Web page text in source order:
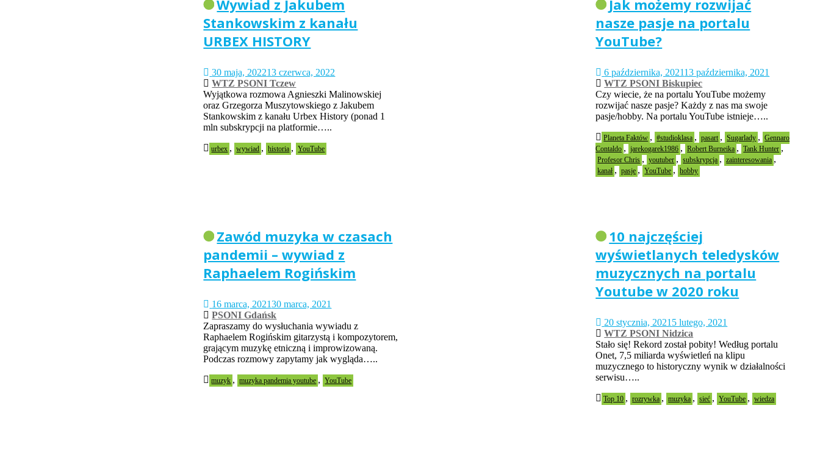
Wywiad z Jakubem
Stankowskim z kanału
URBEX HISTORY
30 maja, 202213 czerwca, 2022
WTZ PSONI Tczew
Wyjątkowa rozmowa Agnieszki Malinowskiej
oraz Grzegorza Muszytowskiego z Jakubem
Stankowskim z kanału Urbex History (ponad 1
mln subskrypcji na platformie…..
urbex , wywiad , historia , YouTube
Jak możemy rozwijać
nasze pasje na portalu
YouTube?
6 października, 202113 października, 2021
WTZ PSONI Biskupiec
Czy wiecie, że na portalu YouTube możemy
rozwijać nasze pasje? Każdy z nas ma swoje
pasje/hobby. Na portalu YouTube istnieje…..
Planeta Faktów , #studioklasa , pasart , Sugarlady , Gennaro
Contaldo , jarekogarek1986 , Robert Burneika , Tank Hunter ,
Profesor Chris , youtuber , subskrypcja , zainteresowania ,
kanał , pasje , YouTube , hobby
Zawód muzyka w czasach
pandemii – wywiad z
Raphaelem Rogińskim
16 marca, 202130 marca, 2021
PSONI Gdańsk
Zapraszamy do wysłuchania wywiadu z
Raphaelem Rogińskim gitarzystą i kompozytorem,
grającym muzykę etniczną i improwizowaną.
Podczas rozmowy zapytamy jak wygląda…..
muzyk , muzyka pandemia youtube , YouTube
10 najczęściej
wyświetlanych teledysków
muzycznych na portalu
Youtube w 2020 roku
20 stycznia, 2021 5 lutego, 2021
WTZ PSONI Nidzica
Stało się! Rekord został pobity! Według portalu
Onet, 7,5 miliarda wyświetleń na klipu
muzycznego to historyczny wynik w działalności
serwisu…..
Top 10 , rozrywka , muzyka , sieć , YouTube , wiedza